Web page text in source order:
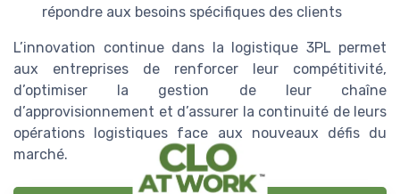
répondre aux besoins spécifiques des clients
L’innovation continue dans la logistique 3PL permet
aux entreprises de renforcer leur compétitivité,
d’optimiser la gestion de leur chaîne
d’approvisionnement et d’assurer la continuité de leurs
opérations logistiques face aux nouveaux défis du
marché.